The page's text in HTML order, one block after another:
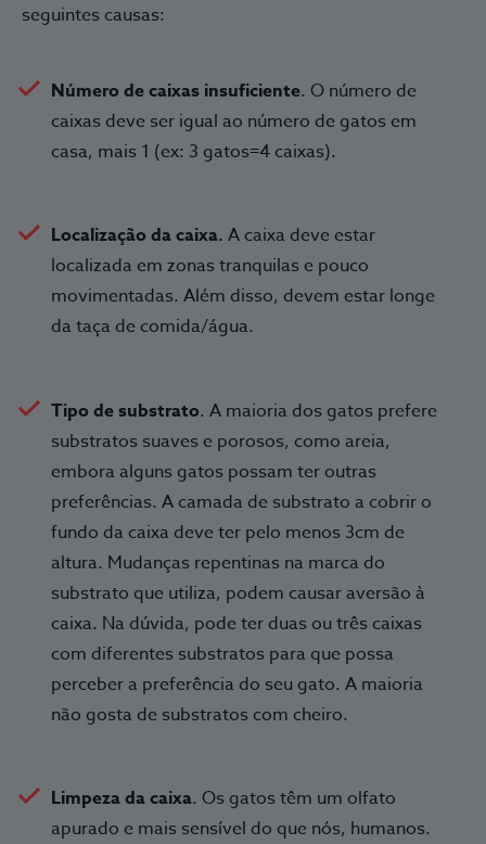
seguintes causas:
Número de caixas insuficiente. O número de
caixas deve ser igual ao número de gatos em
casa, mais 1 (ex: 3 gatos=4 caixas).
Localização da caixa.A caixa deve estar
localizada em zonas tranquilas e pouco
movimentadas. Além disso, devem estar longe
da taça de comida/água.
Tipo de substrato. A maioria dos gatos prefere
substratos suaves e porosos, como areia,
embora alguns gatos possam ter outras
preferências. A camada de substrato a cobrir o
fundo da caixa deve ter pelo menos 3cm de
altura. Mudanças repentinas na marca do
substrato que utiliza, podem causar aversão à
caixa. Na dúvida, pode ter duas ou três caixas
com diferentes substratos para que possa
perceber a preferência do seu gato. A maioria
não gosta de substratos com cheiro.
Limpeza da caixa. Os gatos têm um olfato
apurado e mais sensível do que nós, humanos.